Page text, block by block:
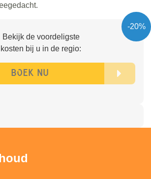
-20%
Bekijk de voordeligste
kosten bij u in de regio: